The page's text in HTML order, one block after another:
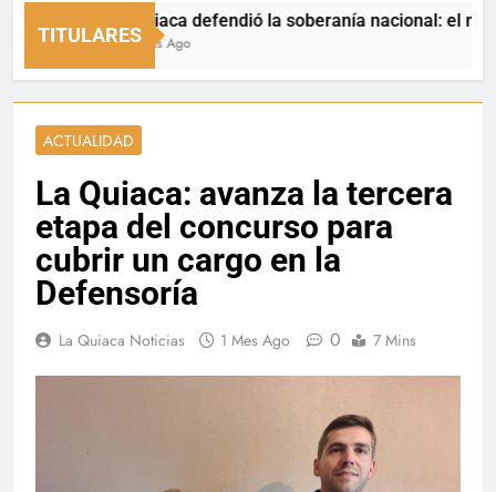
TITULARES
La Quiaca defendió la soberanía nacional: el
23 Horas Ago
ACTUALIDAD
La Quiaca: avanza la tercera
etapa del concurso para
cubrir un cargo en la
Defensoría
La Quiaca Noticias 1 Mes Ago 0 7 Mins